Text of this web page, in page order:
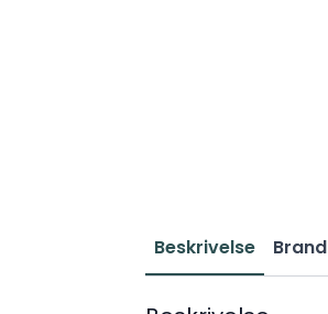
Beskrivelse Brand